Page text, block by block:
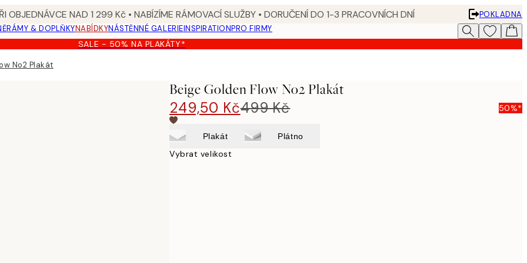
OBJEDNÁVCE NAD 1 299 Kč • NABÍZÍME RÁMOVACÍ SLUŽBY • DORUČENÍ DO 1-3 PRACOVNÍCH DNÍ
POKLADNA
RÁMY & DOPLŇKYNABÍDKYNÁSTĚNNÉ GALERIEINSPIRATIONPRO FIRMY
SALE - 50% NA PLAKÁTY*
No2 Plakát
Beige Golden Flow No2 Plakát
249,50 Kč499 Kč 50%*
Plakát Plátno
Vybrat velikost